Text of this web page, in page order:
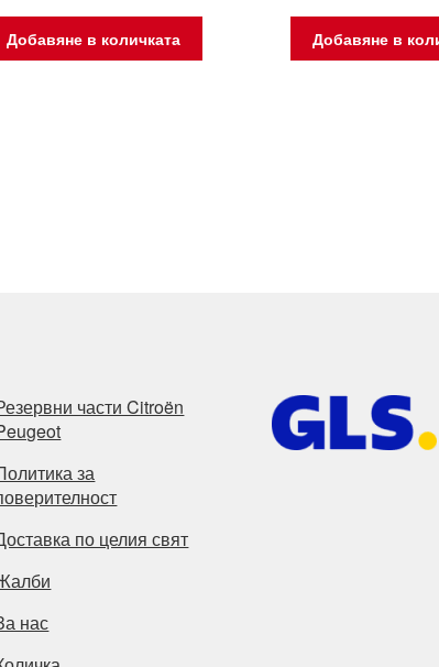
Добавяне в количката Добавяне в
части Citroën
за
по целия свят
нас